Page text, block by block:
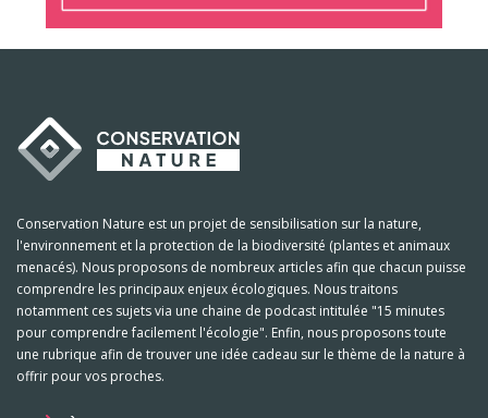
Conservation Nature est un projet de sensibilisation sur la nature,
l'environnement et la protection de la biodiversité (plantes et animaux
menacés). Nous proposons de nombreux articles afin que chacun puisse
comprendre les principaux enjeux écologiques. Nous traitons
notamment ces sujets via une chaine de podcast intitulée "15 minutes
pour comprendre facilement l'écologie". Enfin, nous proposons toute
une rubrique afin de trouver une idée cadeau sur le thème de la nature à
offrir pour vos proches.